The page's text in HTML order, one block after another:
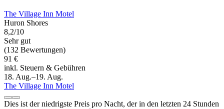
The Village Inn Motel
Huron Shores
8,2/10
Sehr gut
(132 Bewertungen)
91 €
inkl. Steuern & Gebühren
18. Aug.–19. Aug.
The Village Inn Motel
Dies ist der niedrigste Preis pro Nacht, der in den letzten 24 Stunden